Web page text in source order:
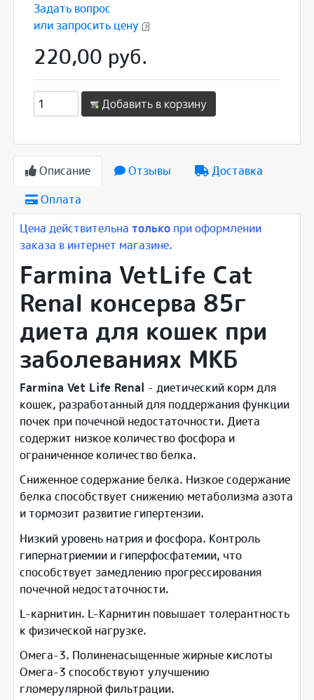
Задать вопрос
или запросить цену
220,00 руб.
Добавить в корзину
Описание Отзывы
Доставка
Оплата
Цена действительнатолько при оформлении
заказа в интернет магазине.
Farmina VetLife Cat
Renal консерва 85г
диета для кошек при
заболеваниях МКБ
Farmina Vet Life Renal - диетический корм для
кошек, разработанный для поддержания функции
почек при почечной недостаточности. Диета
содержит низкое количество фосфора и
ограниченное количество белка.
Сниженное содержание белка. Низкое содержание
белка способствует снижению метаболизма азота
и тормозит развитие гипертензии.
Низкий уровень натрия и фосфора. Контроль
гипернатриемии и гиперфосфатемии, что
способствует замедлению прогрессирования
почечной недостаточности.
L-карнитин. L-Карнитин повышает толерантность
к физической нагрузке.
Омега-3. Полиненасыщенные жирные кислоты
Омега-3 способствуют улучшению
гломерулярной фильтрации.